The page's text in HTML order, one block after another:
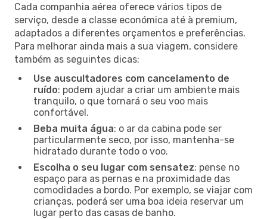
Cada companhia aérea oferece vários tipos de
serviço, desde a classe económica até à premium,
adaptados a diferentes orçamentos e preferências.
Para melhorar ainda mais a sua viagem, considere
também as seguintes dicas:
Use auscultadores com cancelamento de
ruído: podem ajudar a criar um ambiente mais
tranquilo, o que tornará o seu voo mais
confortável.
Beba muita água: o ar da cabina pode ser
particularmente seco, por isso, mantenha-se
hidratado durante todo o voo.
Escolha o seu lugar com sensatez: pense no
espaço para as pernas e na proximidade das
comodidades a bordo. Por exemplo, se viajar com
crianças, poderá ser uma boa ideia reservar um
lugar perto das casas de banho.